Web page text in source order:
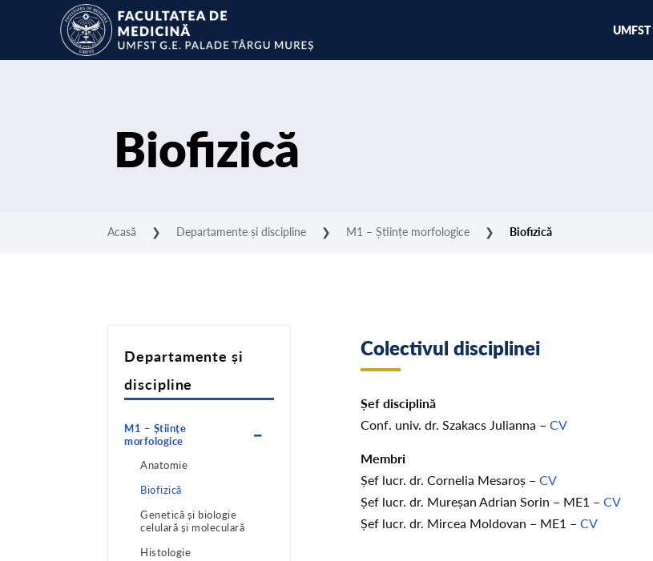
UMFST
Biofizică
Acasă ❯ Departamente și discipline ❯ M1 – Științe morfologice ❯ Biofizică
Departamente și
discipline
M1 – Științe
morfologice
Anatomie
Biofizică
Genetică și biologie
celulară și moleculară
Histologie
Colectivul disciplinei
Șef disciplină
Conf. univ. dr. Szakacs Julianna – CV
Membri
Șef lucr. dr. Cornelia Mesaroș – CV
Șef lucr. dr. Mureșan Adrian Sorin – ME1 – CV
Șef lucr. dr. Mircea Moldovan – ME1 – CV